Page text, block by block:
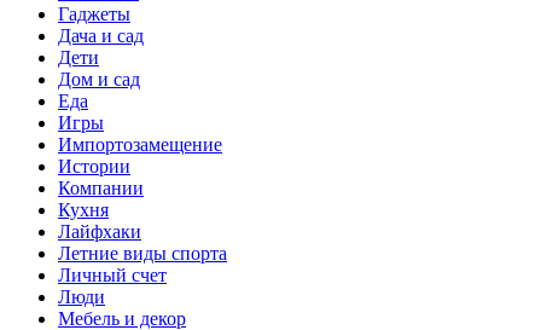
Гаджеты
Дача и сад
Дети
Дом и сад
Еда
Игры
Импортозамещение
Истории
Компании
Кухня
Лайфхаки
Летние виды спорта
Личный счет
Люди
Мебель и декор